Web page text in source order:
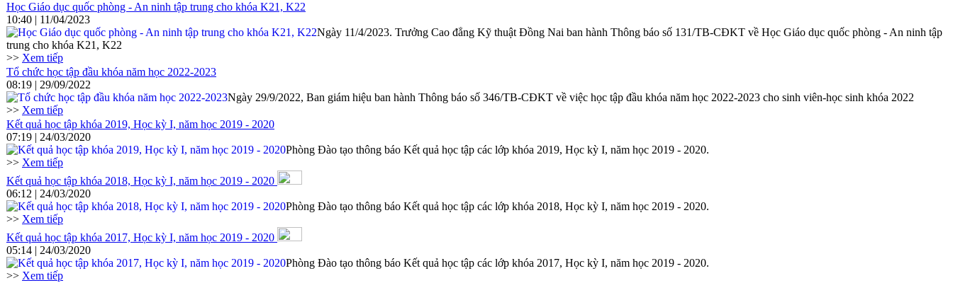
Học Giáo dục quốc phòng - An ninh tập trung cho khóa K21, K22
10:40 | 11/04/2023
Ngày 11/4/2023. Trưởng Cao đẳng Kỹ thuật Đồng Nai ban hành Thông báo số 131/TB-CĐKT về Học Giáo dục quốc phòng - An ninh tập
trung cho khóa K21, K22
>> Xem tiếp
Tổ chức học tập đầu khóa năm học 2022-2023
08:19 | 29/09/2022
Ngày 29/9/2022, Ban giám hiệu ban hành Thông báo số 346/TB-CĐKT về việc học tập đầu khóa năm học 2022-2023 cho sinh viên-học sinh khóa 2022
>> Xem tiếp
Kết quả học tập khóa 2019, Học kỳ I, năm học 2019 - 2020
07:19 | 24/03/2020
Phòng Đào tạo thông báo Kết quả học tập các lớp khóa 2019, Học kỳ I, năm học 2019 - 2020.
>> Xem tiếp
Kết quả học tập khóa 2018, Học kỳ I, năm học 2019 - 2020
06:12 | 24/03/2020
Phòng Đào tạo thông báo Kết quả học tập các lớp khóa 2018, Học kỳ I, năm học 2019 - 2020.
>> Xem tiếp
Kết quả học tập khóa 2017, Học kỳ I, năm học 2019 - 2020
05:14 | 24/03/2020
Phòng Đào tạo thông báo Kết quả học tập các lớp khóa 2017, Học kỳ I, năm học 2019 - 2020.
>> Xem tiếp